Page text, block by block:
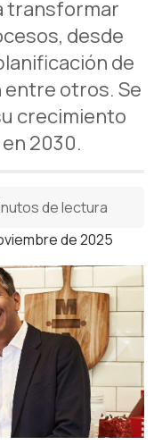
transformar
desde
de
entre otros. Se
crecimiento
2030.
de 2025
de lectura